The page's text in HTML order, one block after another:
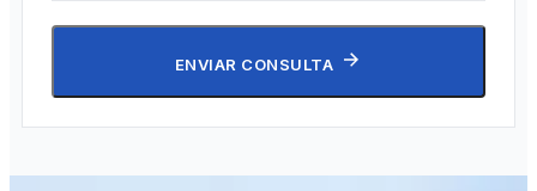
ENVIAR CONSULTA